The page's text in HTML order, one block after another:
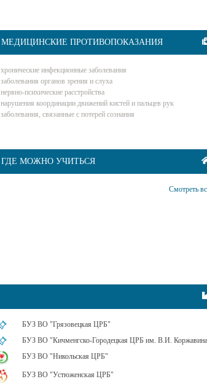
МЕДИЦИНСКИЕ ПРОТИВОПОКАЗАНИЯ
хронические инфекционные заболевания
заболевания органов зрения и слуха
нервно-психические расстройства
нарушения координации движений кистей и пальцев рук
заболевания, связанные с потерей сознания
ГДЕ МОЖНО УЧИТЬСЯ
Смотреть
БУЗ ВО "Грязовецкая ЦРБ"
БУЗ ВО "Кичменгско-Городецкая ЦРБ им. В.И.
БУЗ ВО "Никольская ЦРБ"
БУЗ ВО "Устюженская ЦРБ"